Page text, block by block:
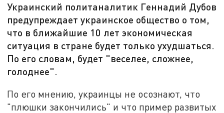
Украинский политаналитик Геннадий Дубов
предупреждает украинское общество о том,
что в ближайшие 10 лет экономическая
ситуация в стране будет только ухудшаться.
По его словам, будет "веселее, сложнее,
голоднее".
По его мнению, украинцы не осознают, что
"плюшки закончились" и что пример развитых